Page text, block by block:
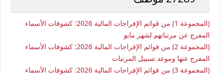
(المجموعة 1) من قوائم الإفراجات المالية 2026: كشوفات الأسماء
المفرج عن مرتباتهم لشهر مايو
(المجموعة 2) من قوائم الإفراجات المالية 2026: كشوفات الأسماء
المفرج عنها وموعد تسييل المرتبات
(المجموعة 3) من قوائم الإفراجات المالية 2026: كشوفات الأسماء